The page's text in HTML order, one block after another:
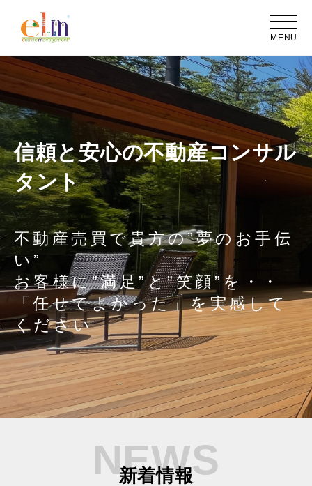
MENU
>
信頼と安心の不動産コンサル
タント
不動産売買で貴方の”夢のお手伝
い”
お客様に”満足”と”笑顔”を・・
「任せてよかった」を実感して
ください
NEWS
新着情報